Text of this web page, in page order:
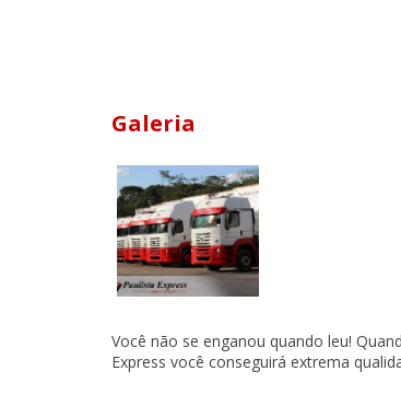
Galeria
Você não se enganou quando leu!
Express você conseguirá extrema